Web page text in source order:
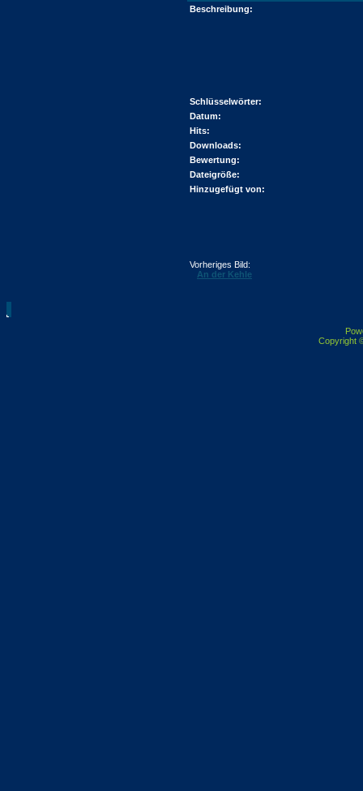
Beschreibung:
Schlüsselwörter:
Datum:
Hits:
Downloads:
Bewertung:
Dateigröße:
Hinzugefügt von:
Vorheriges Bild:
An der Kehle
Copyright